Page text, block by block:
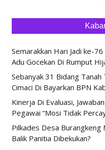
Semarakkan Hari Jadi ke-
Adu Gocekan Di Rumput
Sebanyak 31 Bidang
Cimaci Di Bayarkan BPN
Kinerja Di Evaluasi,
Pegawai “Mosi Tidak
Pilkades Desa Burangkeng
Balik Panitia Dibekukan?